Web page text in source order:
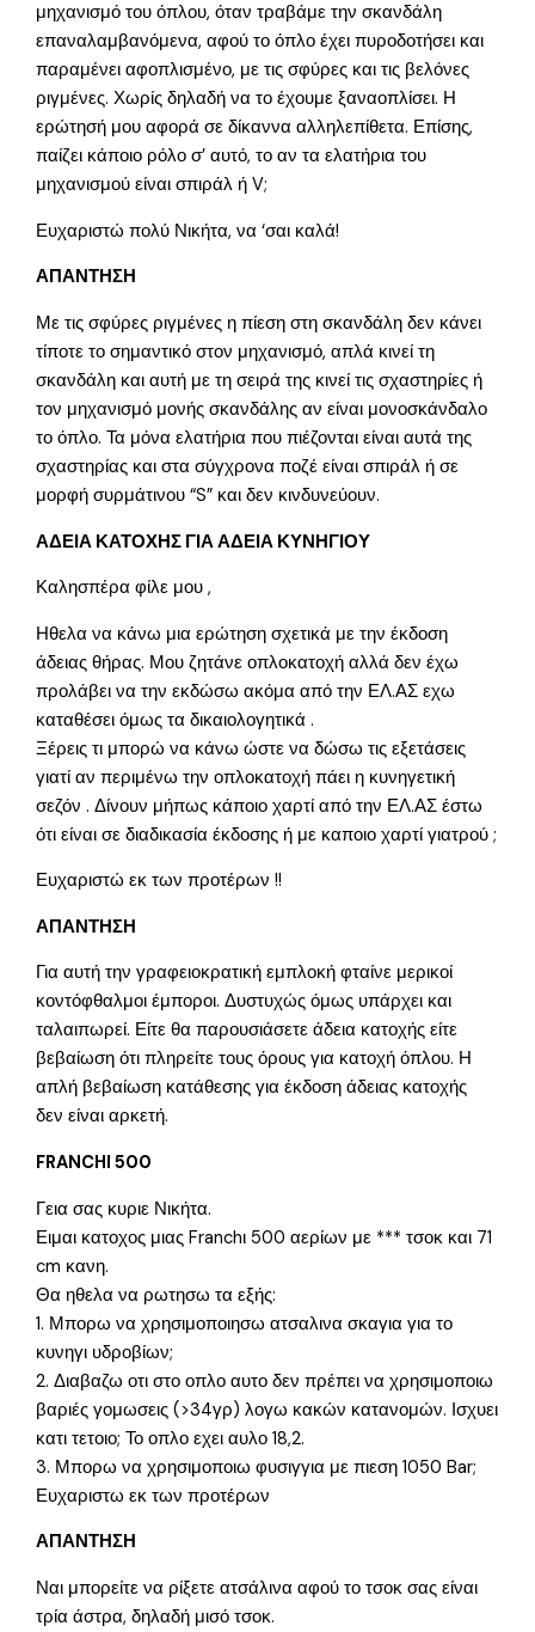
μηχανισμό του όπλου, όταν τραβάμε την σκανδάλη
επαναλαμβανόμενα, αφού το όπλο έχει πυροδοτήσει και
παραμένει αφοπλισμένο, με τις σφύρες και τις βελόνες
ριγμένες. Χωρίς δηλαδή να το έχουμε ξαναοπλίσει. Η
ερώτησή μου αφορά σε δίκαννα αλληλεπίθετα. Επίσης,
παίζει κάποιο ρόλο σ’ αυτό, το αν τα ελατήρια του
μηχανισμού είναι σπιράλ ή V;
Ευχαριστώ πολύ Νικήτα, να ‘σαι καλά!
ΑΠΑΝΤΗΣΗ
Με τις σφύρες ριγμένες η πίεση στη σκανδάλη δεν κάνει
τίποτε το σημαντικό στον μηχανισμό, απλά κινεί τη
σκανδάλη και αυτή με τη σειρά της κινεί τις σχαστηρίες ή
τον μηχανισμό μονής σκανδάλης αν είναι μονοσκάνδαλο
το όπλο. Τα μόνα ελατήρια που πιέζονται είναι αυτά της
σχαστηρίας και στα σύγχρονα ποζέ είναι σπιράλ ή σε
μορφή συρμάτινου “S” και δεν κινδυνεύουν.
ΑΔΕΙΑ ΚΑΤΟΧΗΣ ΓΙΑ ΑΔΕΙΑ ΚΥΝΗΓΙΟΥ
Καλησπέρα φίλε μου ,
Ηθελα να κάνω μια ερώτηση σχετικά με την έκδοση
άδειας θήρας. Μου ζητάνε οπλοκατοχή αλλά δεν έχω
προλάβει να την εκδώσω ακόμα από την ΕΛ.ΑΣ εχω
καταθέσει όμως τα δικαιολογητικά .
Ξέρεις τι μπορώ να κάνω ώστε να δώσω τις εξετάσεις
γιατί αν περιμένω την οπλοκατοχή πάει η κυνηγετική
σεζόν . Δίνουν μήπως κάποιο χαρτί από την ΕΛ.ΑΣ έστω
ότι είναι σε διαδικασία έκδοσης ή με καποιο χαρτί γιατρού ;
Ευχαριστώ εκ των προτέρων !!
ΑΠΑΝΤΗΣΗ
Για αυτή την γραφειοκρατική εμπλοκή φταίνε μερικοί
κοντόφθαλμοι έμποροι. Δυστυχώς όμως υπάρχει και
ταλαιπωρεί. Είτε θα παρουσιάσετε άδεια κατοχής είτε
βεβαίωση ότι πληρείτε τους όρους για κατοχή όπλου. Η
απλή βεβαίωση κατάθεσης για έκδοση άδειας κατοχής
δεν είναι αρκετή.
FRANCHI 500
Γεια σας κυριε Νικήτα.
Ειμαι κατοχος μιας Franchι 500 αερίων με *** τσοκ και 71
cm κανη.
Θα ηθελα να ρωτησω τα εξής:
1. Μπορω να χρησιμοποιησω ατσαλινα σκαγια για το
κυνηγι υδροβίων;
2. Διαβαζω οτι στο οπλο αυτο δεν πρέπει να χρησιμοποιω
βαριές γομωσεις (>34γρ) λογω κακών κατανομών. Ισχυει
κατι τετοιο; Το οπλο εχει αυλο 18,2.
3. Μπορω να χρησιμοποιω φυσιγγια με πιεση 1050 Bar;
Ευχαριστω εκ των προτέρων
ΑΠΑΝΤΗΣΗ
Ναι μπορείτε να ρίξετε ατσάλινα αφού το τσοκ σας είναι
τρία άστρα, δηλαδή μισό τσοκ.